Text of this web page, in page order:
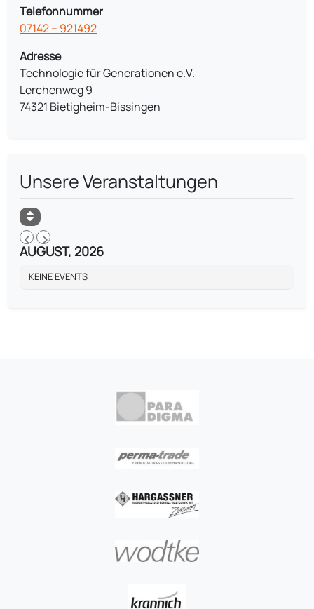
Telefonnummer
07142 – 921492
Adresse
Technologie für Generationen e.V.
Lerchenweg 9
74321 Bietigheim-Bissingen
Unsere Veranstaltungen
AUGUST, 2026
KEINE EVENTS